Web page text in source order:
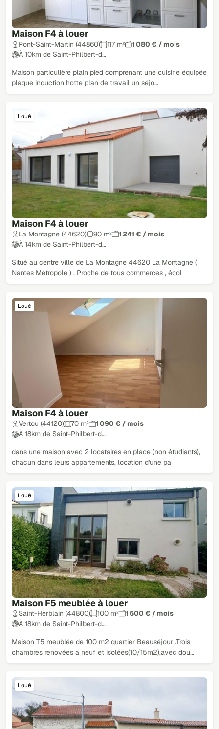
Maison F4 à louer
Pont-Saint-Martin (44860) 117 m²
1 080 € / mois
À 10km de Saint-Philbert-d…
Maison particulière plain pied comprenant une cuisine équipée
plaque induction hotte plan de travail un séjo…
Maison F4 à louer
Loué
La Montagne (44620) 90 m²
1 241 € / mois
À 14km de Saint-Philbert-d…
Situé au centre ville de La Montagne 44620 La Montagne (
Nantes Métropole ) . Proche de tous commerces , écol
Maison F4 à louer
Loué
Vertou (44120) 70 m²
1 090 € / mois
À 18km de Saint-Philbert-d…
dans une maison avec 2 locataires en place (non étudiants),
chacun dans leurs appartements, location d'une pa
Maison F5 meublée à louer
Loué
Saint-Herblain (44800) 100 m²
1 500 € / mois
À 18km de Saint-Philbert-d…
Maison T5 meublée de 100 m2 quartier Beauséjour .Trois
chambres renovées a neuf et isolées(10/15m2),avec dou…
Loué